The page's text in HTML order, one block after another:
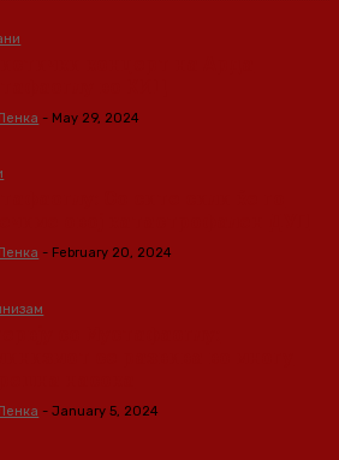
- May 29, 2024
- February 20, 2024
- January 5, 2024